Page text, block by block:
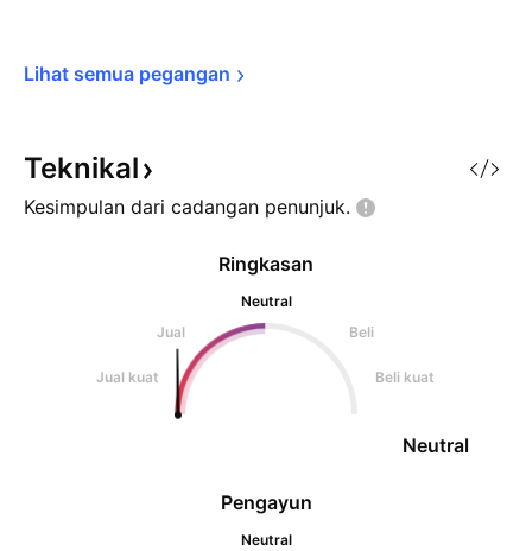
Lihat semua pegangan
Teknikal
Kesimpulan dari cadangan penunjuk.
Pengayun
Neutral
Ringkasan
Neutral
Jual
Beli
Jual kuat Beli kuat
Neutral